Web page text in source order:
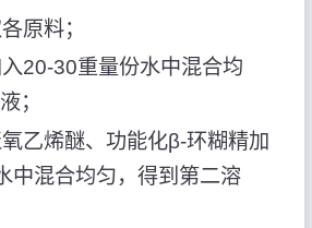
原料；
20-30重量份水中混合均
；
乙烯醚、功能化β-环糊精加
中混合均匀，得到第二溶